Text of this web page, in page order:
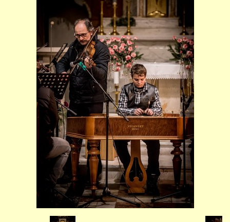
TALENTOVÉ ZKOUŠKY
STUDIJNÍ OBORY
GALERIE
VIDEA - FILMOVÁ TVORBA
PEDAGOGICKÝ SBOR
DOKUMENTY / KE STAŽENÍ